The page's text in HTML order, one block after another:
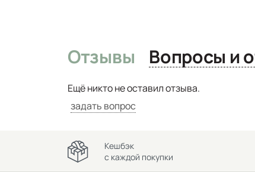
Отзывы
Ещё никто не оставил отзыва.
задать вопрос
Кешбэк
с каждой покупки